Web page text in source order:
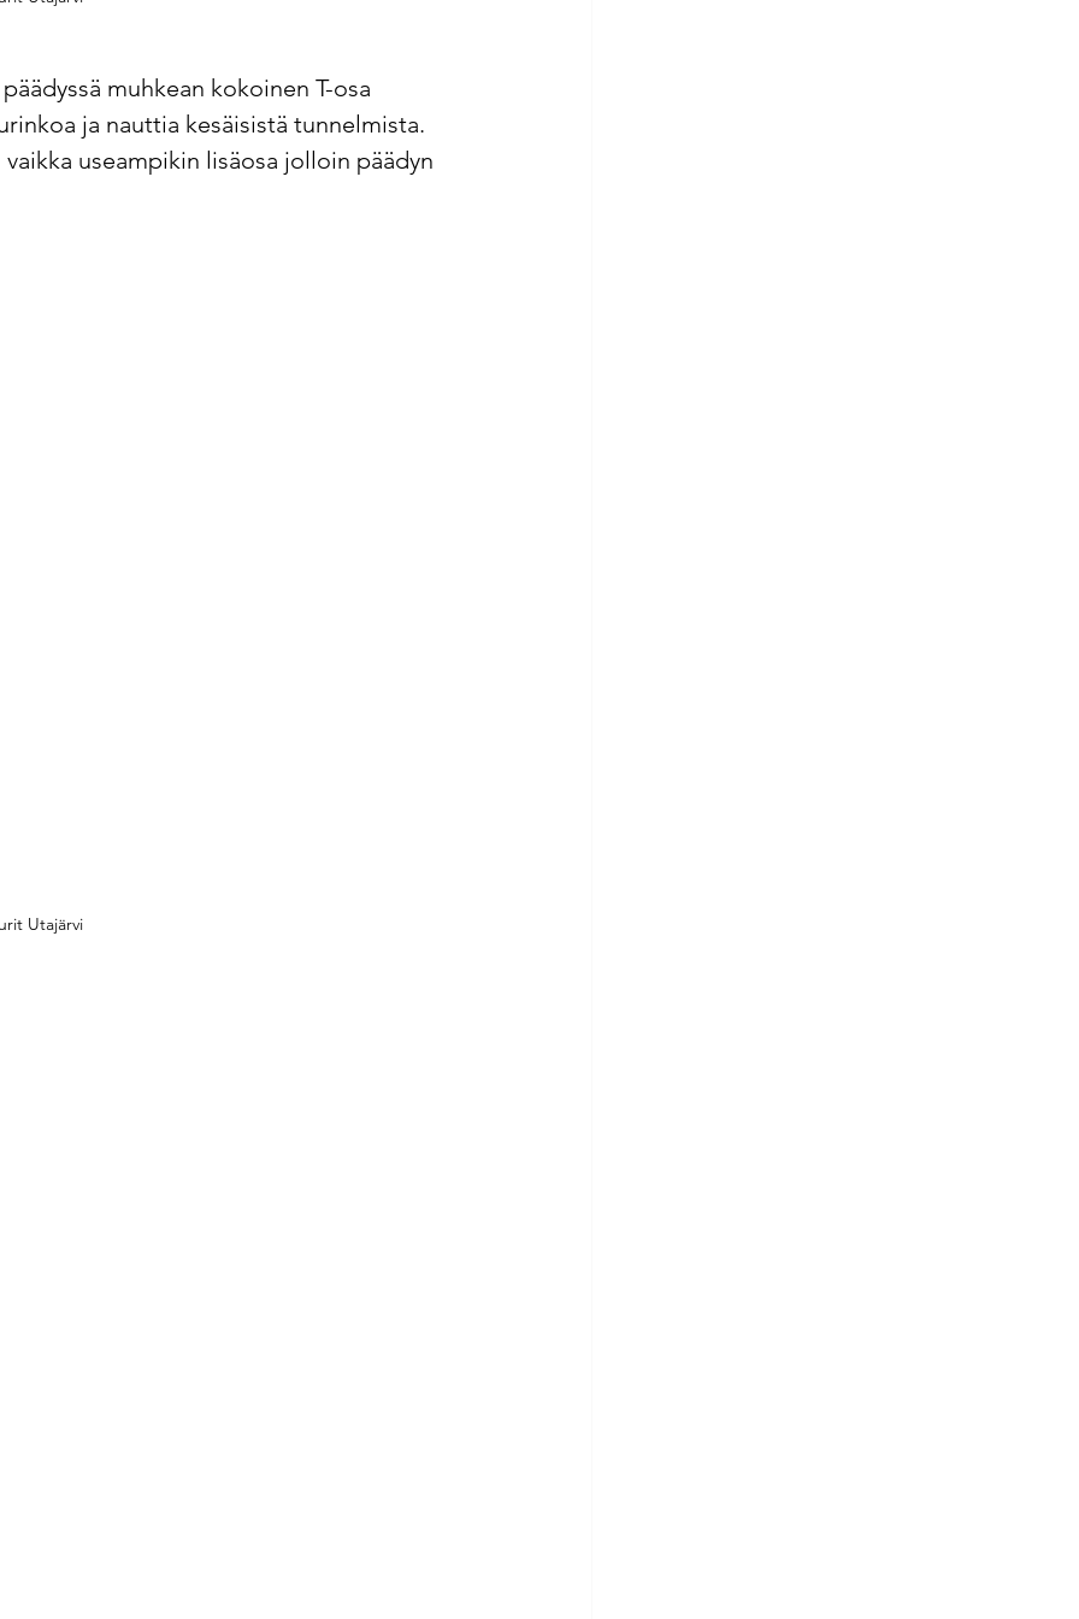
muhkean kokoinen T-osa
ja nauttia kesäisistä tunnelmista.
useampikin lisäosa jolloin päädyn
Utajärvi